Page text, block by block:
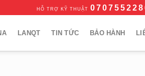
HỖ TRỢ KỸ THUẬT
LANQT TIN TỨC BẢO HÀNH